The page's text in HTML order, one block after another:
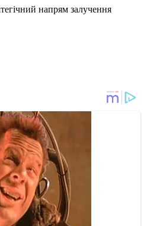
напрям залучення